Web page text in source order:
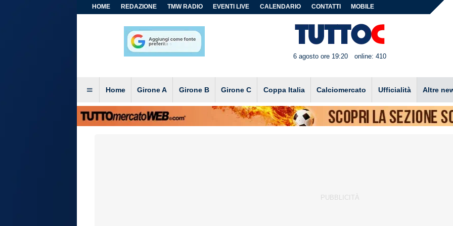
HOME REDAZIONE TMW RADIO EVENTI LIVE CALENDARIO CONTATTI MOBILE
6 agosto ore 19:20 online: 410
Home Girone A Girone B Girone C Coppa Italia Calciomercato Ufficialità Altre